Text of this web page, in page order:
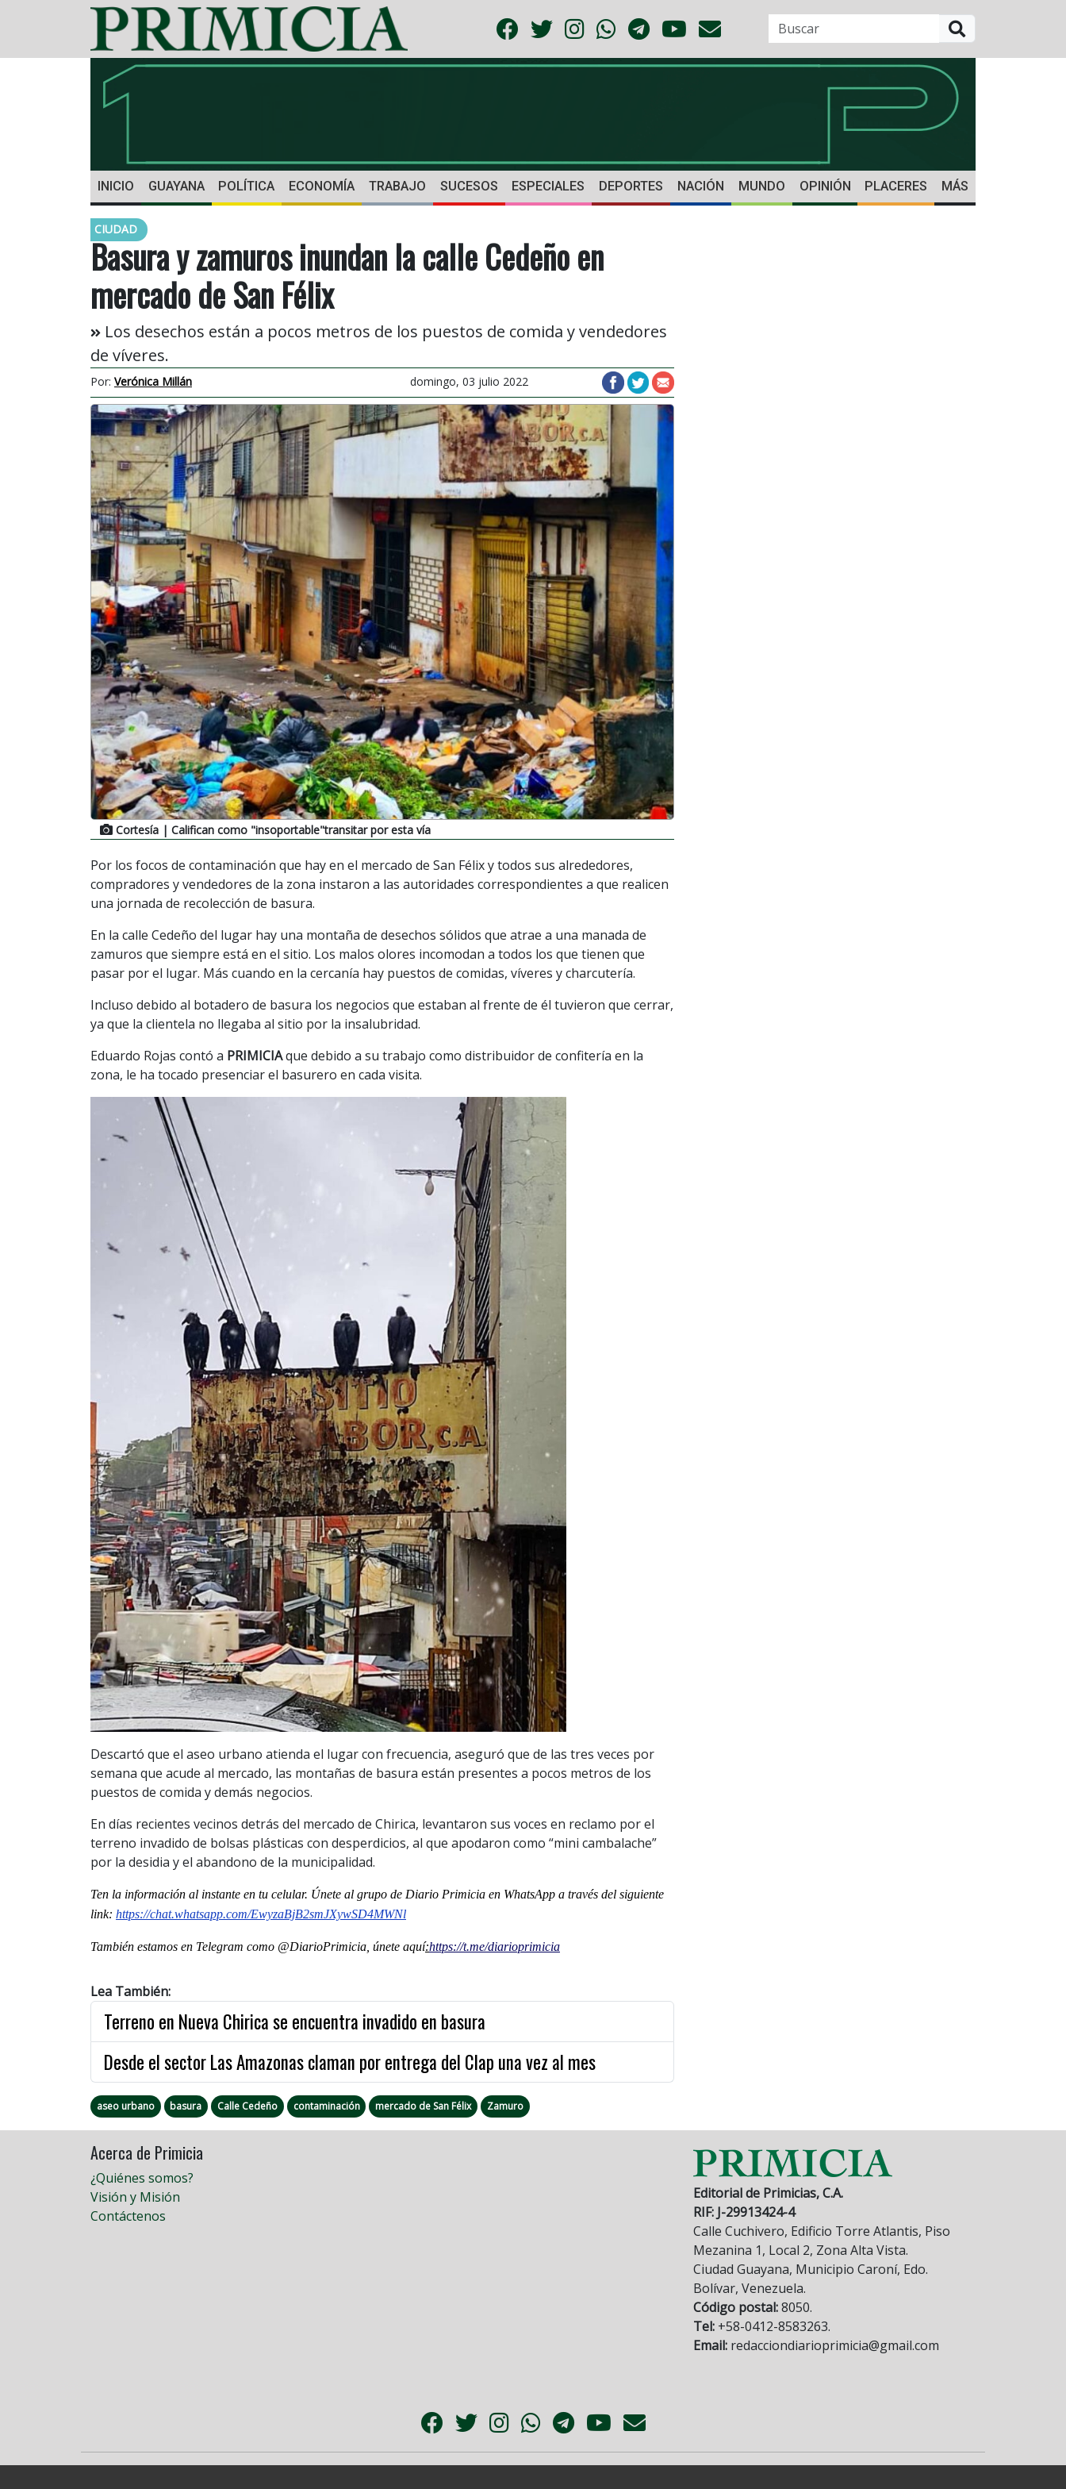
INICIO GUAYANA POLÍTICA ECONOMÍA TRABAJO SUCESOS ESPECIALES DEPORTES NACIÓN MUNDO OPINIÓN PLACERES MÁS
CIUDAD
Basura y zamuros inundan la calle Cedeño en
mercado de San Félix
Los desechos están a pocos metros de los puestos de comida y vendedores
de víveres.
Por: Verónica Millán domingo, 03 julio 2022
Cortesía | Califican como "insoportable"transitar por esta vía
Por los focos de contaminación que hay en el mercado de San Félix y todos sus alrededores,
compradores y vendedores de la zona instaron a las autoridades correspondientes a que realicen
una jornada de recolección de basura.
En la calle Cedeño del lugar hay una montaña de desechos sólidos que atrae a una manada de
zamuros que siempre está en el sitio. Los malos olores incomodan a todos los que tienen que
pasar por el lugar. Más cuando en la cercanía hay puestos de comidas, víveres y charcutería.
Incluso debido al botadero de basura los negocios que estaban al frente de él tuvieron que cerrar,
ya que la clientela no llegaba al sitio por la insalubridad.
Eduardo Rojas contó a PRIMICIAque debido a su trabajo como distribuidor de confitería en la
zona, le ha tocado presenciar el basurero en cada visita.
Descartó que el aseo urbano atienda el lugar con frecuencia, aseguró que de las tres veces por
semana que acude al mercado, las montañas de basura están presentes a pocos metros de los
puestos de comida y demás negocios.
En días recientes vecinos detrás del mercado de Chirica, levantaron sus voces en reclamo por el
terreno invadido de bolsas plásticas con desperdicios, al que apodaron como “mini cambalache”
por la desidia y el abandono de la municipalidad.
Ten la información al instante en tu celular. Únete al grupo de Diario Primicia en WhatsApp a través del siguiente
link: https://chat.whatsapp.com/EwyzaBjB2smJXywSD4MWNl
También estamos en Telegram como @DiarioPrimicia, únete aquí:https://t.me/diarioprimicia
Lea También:
Terreno en Nueva Chirica se encuentra invadido en basura
Desde el sector Las Amazonas claman por entrega del Clap una vez al mes
aseo urbano basura Calle Cedeño contaminación mercado de San Félix Zamuro
Acerca de Primicia
¿Quiénes somos?
Visión y Misión
Contáctenos
Editorial de Primicias, C.A.
RIF: J-29913424-4
Calle Cuchivero, Edificio Torre Atlantis, Piso
Mezanina 1, Local 2, Zona Alta Vista.
Ciudad Guayana, Municipio Caroní, Edo.
Bolívar, Venezuela.
Código postal:8050.
Tel: +58-0412-8583263.
Email: redacciondiarioprimicia@gmail.com